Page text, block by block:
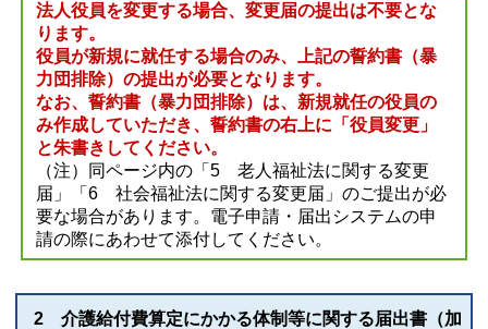
法人役員を変更する場合、変更届の提出は不要とな
ります。
役員が新規に就任する場合のみ、上記の誓約書（暴
力団排除）の提出が必要となります。
なお、誓約書（暴力団排除）は、新規就任の役員の
み作成していただき、誓約書の右上に「役員変更」
と朱書きしてください。
（注）同ページ内の「5 老人福祉法に関する変更
届」「6 社会福祉法に関する変更届」のご提出が必
要な場合があります。電子申請・届出システムの申
請の際にあわせて添付してください。
2 介護給付費算定にかかる体制等に関する届出書（加